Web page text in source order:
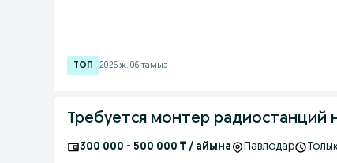
2026 ж. 06 тамыз
Требуется монтер радиостанций
300 000 - 500 000 ₸ / айына Павлодар